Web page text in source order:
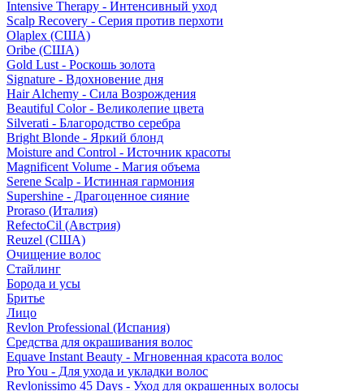
Intensive Therapy - Интенсивный уход
Scalp Recovery - Серия против перхоти
Olaplex (США)
Oribe (США)
Gold Lust - Роскошь золота
Signature - Вдохновение дня
Hair Alchemy - Сила Возрождения
Beautiful Color - Великолепие цвета
Silverati - Благородство серебра
Bright Blonde - Яркий блонд
Moisture and Control - Источник красоты
Magnificent Volume - Магия объема
Serene Scalp - Истинная гармония
Supershine - Драгоценное сияние
Proraso (Италия)
RefectoCil (Австрия)
Reuzel (США)
Очищение волос
Стайлинг
Борода и усы
Бритье
Лицо
Revlon Professional (Испания)
Средства для окрашивания волос
Equave Instant Beauty - Мгновенная красота волос
Pro You - Для ухода и укладки волос
Revlonissimo 45 Days - Уход для окрашенных волосы